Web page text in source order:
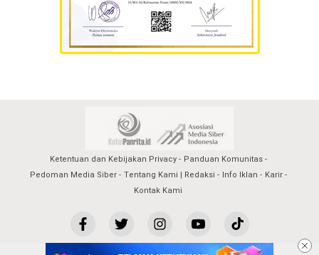
Ketentuan dan Kebijakan Privacy
Panduan Komunitas
Pedoman Media Siber
Tentang Kami | Redaksi Info Iklan
Karir
Kontak Kami